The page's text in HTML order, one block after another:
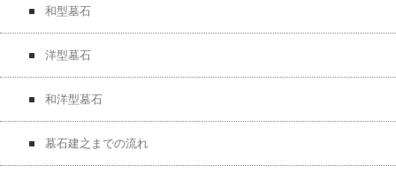
和型墓石
洋型墓石
和洋型墓石
墓石建之までの流れ